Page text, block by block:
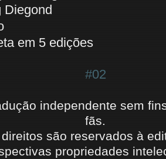
Diegond
em 5 edições
#02
independente sem
fãs.
são reservados à
propriedades